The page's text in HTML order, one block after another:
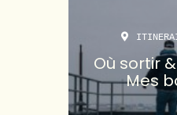
Où sortir
Mes